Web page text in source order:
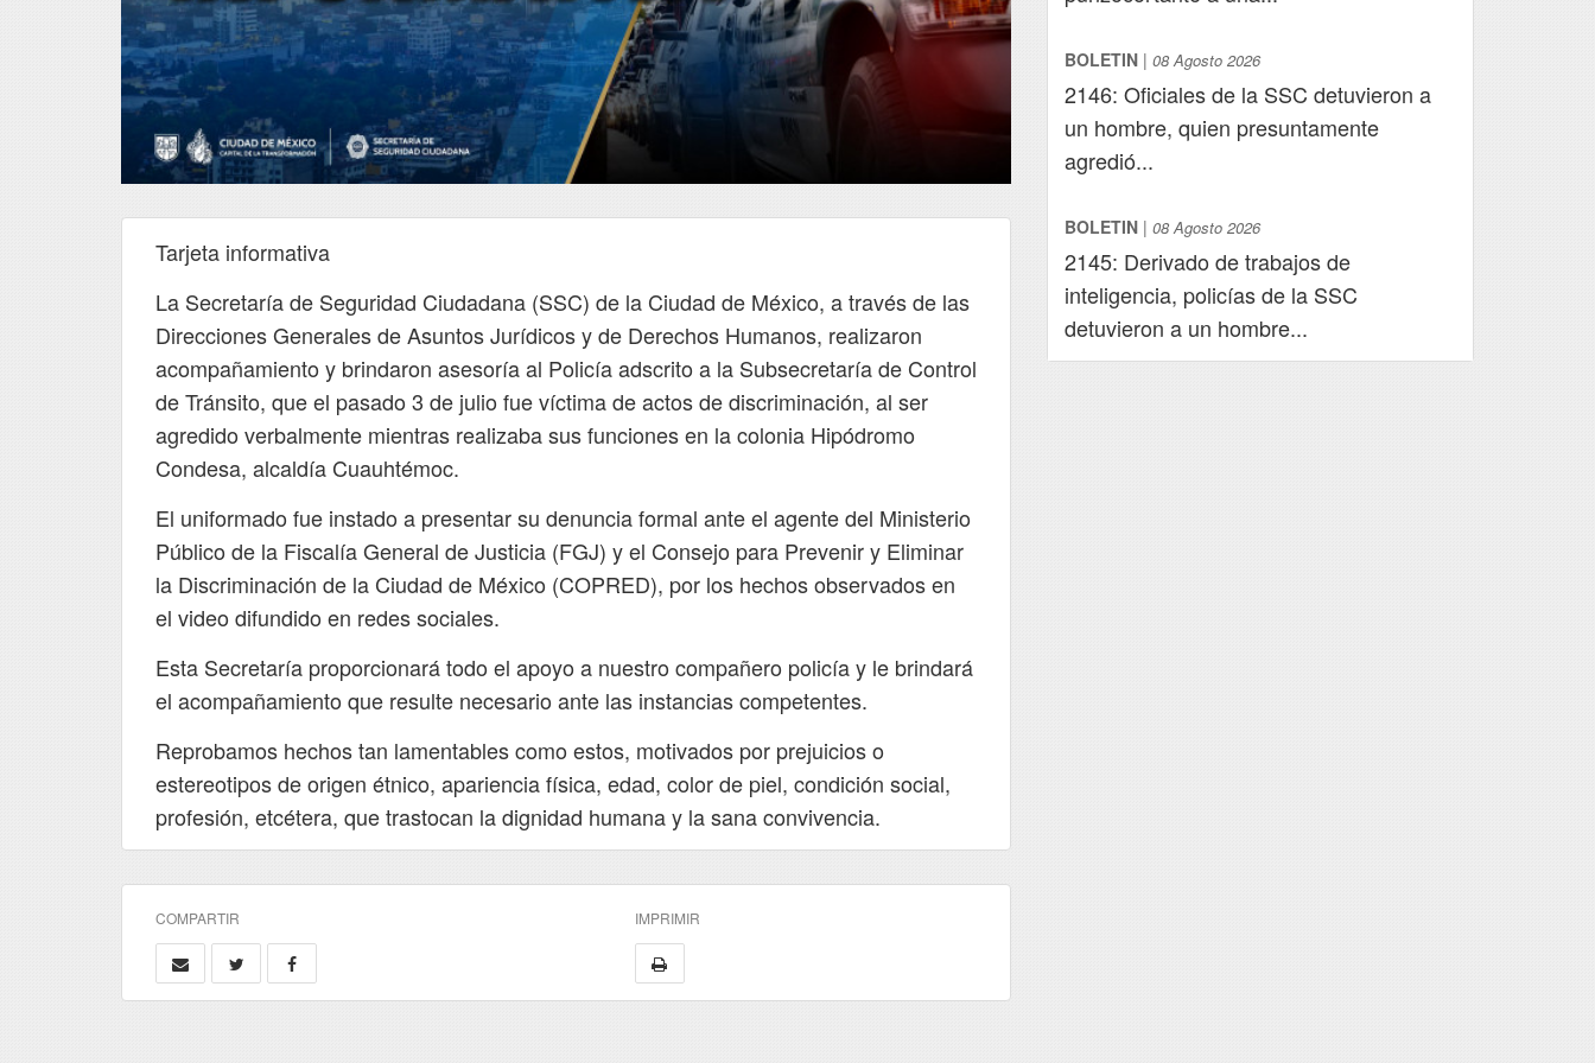
Tarjeta informativa
La Secretaría de Seguridad Ciudadana (SSC) de la Ciudad de México, a través de las
Direcciones Generales de Asuntos Jurídicos y de Derechos Humanos, realizaron
acompañamiento y brindaron asesoría al Policía adscrito a la Subsecretaría de Control
de Tránsito, que el pasado 3 de julio fue víctima de actos de discriminación, al ser
agredido verbalmente mientras realizaba sus funciones en la colonia Hipódromo
Condesa, alcaldía Cuauhtémoc.
El uniformado fue instado a presentar su denuncia formal ante el agente del Ministerio
Público de la Fiscalía General de Justicia (FGJ) y el Consejo para Prevenir y Eliminar
la Discriminación de la Ciudad de México (COPRED), por los hechos observados en
el video difundido en redes sociales.
Esta Secretaría proporcionará todo el apoyo a nuestro compañero policía y le brindará
el acompañamiento que resulte necesario ante las instancias competentes.
Reprobamos hechos tan lamentables como estos, motivados por prejuicios o
estereotipos de origen étnico, apariencia física, edad, color de piel, condición social,
profesión, etcétera, que trastocan la dignidad humana y la sana convivencia.
COMPARTIR IMPRIMIR
BOLETIN | 08 Agosto 2026
2146: Oficiales de la SSC detuvieron a
un hombre, quien presuntamente
agredió...
BOLETIN | 08 Agosto 2026
2145: Derivado de trabajos de
inteligencia, policías de la SSC
detuvieron a un hombre...